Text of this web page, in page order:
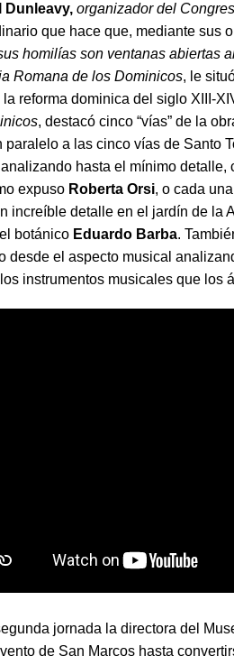
Dunleavy,organizador del
que hace que, mediante sus
homilías son ventanas abiertas
Romana de los Dominicos, le
reforma dominica del siglo XIII-
, destacó cinco “vías” de la
paralelo a las cinco vías de Santo
hasta el mínimo
expuso Roberta Orsi, o cada
increíble detalle en el jardín de la
botánico Eduardo Barba.
desde el aspecto musical
instrumentos musicales que los
jornada la directora del
de San Marcos hasta